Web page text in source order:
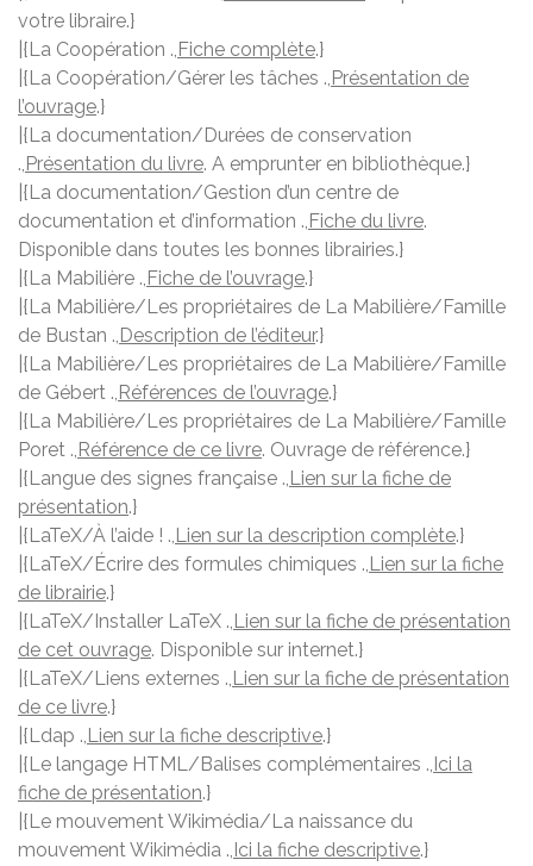
votre libraire.}
|{La Coopération ., Fiche complète.}
|{La Coopération/Gérer les tâches ., Présentation de
l’ouvrage.}
|{La documentation/Durées de conservation
., Présentation du livre. A emprunter en bibliothèque.}
|{La documentation/Gestion d’un centre de
documentation et d’information ., Fiche du livre.
Disponible dans toutes les bonnes librairies.}
|{La Mabilière ., Fiche de l’ouvrage.}
|{La Mabilière/Les propriétaires de La Mabilière/Famille
de Bustan ., Description de l’éditeur.}
|{La Mabilière/Les propriétaires de La Mabilière/Famille
de Gébert ., Références de l’ouvrage.}
|{La Mabilière/Les propriétaires de La Mabilière/Famille
Poret ., Référence de ce livre. Ouvrage de référence.}
|{Langue des signes française ., Lien sur la fiche de
présentation.}
|{LaTeX/À l’aide ! ., Lien sur la description complète.}
|{LaTeX/Écrire des formules chimiques ., Lien sur la fiche
de librairie.}
|{LaTeX/Installer LaTeX ., Lien sur la fiche de présentation
de cet ouvrage. Disponible sur internet.}
|{LaTeX/Liens externes ., Lien sur la fiche de présentation
de ce livre.}
|{Ldap ., Lien sur la fiche descriptive.}
|{Le langage HTML/Balises complémentaires ., Ici la
fiche de présentation.}
|{Le mouvement Wikimédia/La naissance du
mouvement Wikimédia ., Ici la fiche descriptive.}